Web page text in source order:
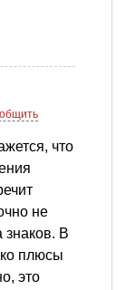
что
не
знаков. В
плюсы
это